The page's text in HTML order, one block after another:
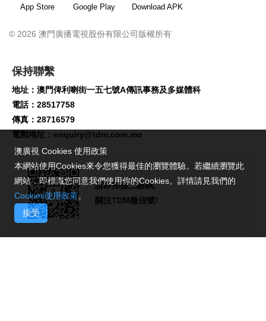
App Store Google Play Download APK
© 2026 澳門廣播電視股份有限公司版權所有
保持聯繫
地址：澳門俾利喇街一五七號A傳訊事務及多媒體科
電話：28517758
傳真：28716579
電郵地址： enquiry@tdm.com.mo
請即掃描二維碼,
關注TDM微信號!
澳廣視 Cookies 使用政策
本網站使用Cookies來令您獲得最佳的瀏覽體驗。若繼續瀏覽此
網站，即標識您同意我們使用你的Cookies。詳情請見我們的
Cookies使用政策。
接受